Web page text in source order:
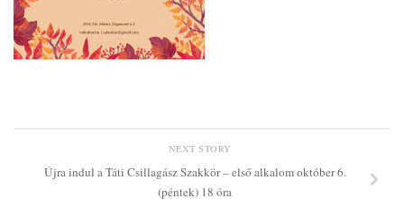
NEXT STORY
Újra indul a Táti Csillagász Szakkör – első alkalom október 6.
(péntek) 18 óra